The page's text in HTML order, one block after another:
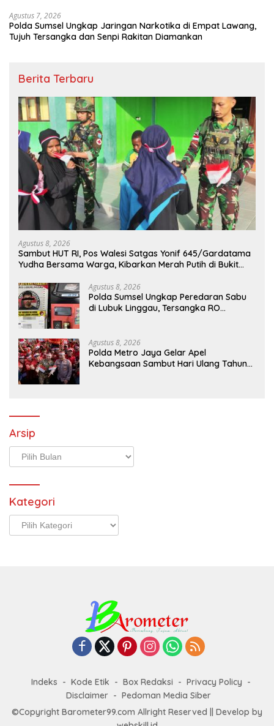
Agustus 7, 2026
Polda Sumsel Ungkap Jaringan Narkotika di Empat Lawang,
Tujuh Tersangka dan Senpi Rakitan Diamankan
Berita Terbaru
Agustus 8, 2026
Sambut HUT RI, Pos Walesi Satgas Yonif 645/Gardatama
Yudha Bersama Warga, Kibarkan Merah Putih di Bukit
Agustus 8, 2026
Polda Sumsel Ungkap Peredaran Sabu
di Lubuk Linggau, Tersangka RO
Agustus 8, 2026
Polda Metro Jaya Gelar Apel
Kebangsaan Sambut Hari Ulang Tahun
Arsip
Arsip
Kategori
Kategori
Indeks Kode Etik Box Redaksi
Privacy Policy
Disclaimer
Pedoman Media Siber
©Copyright Barometer99.com Allright Reserved || Develop by